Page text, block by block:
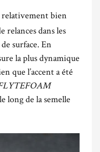
bien
relances dans les
surface. En
la plus dynamique
que l’accent a été
long de la semelle